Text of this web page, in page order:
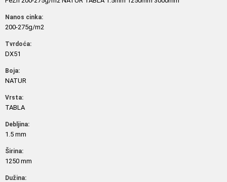
Nanos cinka:
200-275g/m2
Tvrdoća:
DX51
Boja:
NATUR
Vrsta:
TABLA
Debljina:
1.5 mm
Širina:
1250 mm
Dužina: